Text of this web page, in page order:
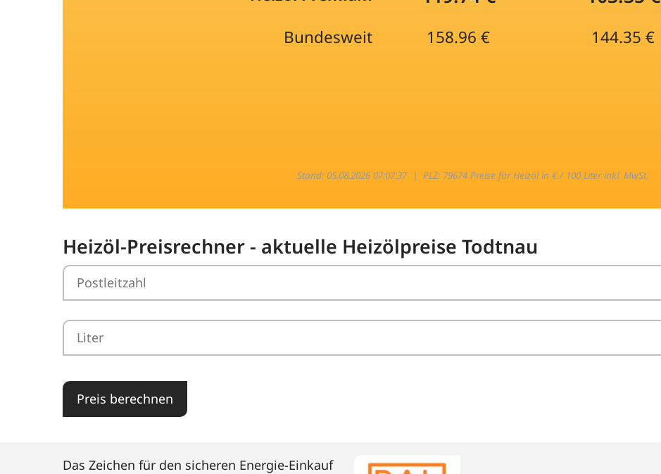
Bundesweit 158.96 € 144.35 €
Stand: 05.08.2026 07:07:37 |PLZ: 79674 Preise für Heizöl in € / 100 Liter inkl. MwSt.
Heizöl-Preisrechner - aktuelle Heizölpreise Todtnau
Preis berechnen
Das Zeichen für den sicheren Energie-Einkauf